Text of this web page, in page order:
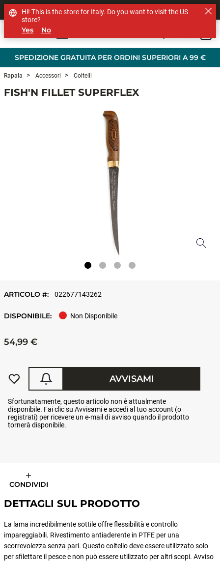
SPEDIZIONE GRATUITA PER ORDINI SUPERIORI A 99 €
SHOP OTHER BRANDS
Rapala Accessori Coltelli
FISH'N FILLET SUPERFLEX
ARTICOLO #: 022677143262
DISPONIBILE: Non Disponibile
54,99 €
Sfortunatamente, questo articolo non è attualmente
disponibile. Fai clic su Avvisami e accedi al tuo account (o
registrati) per ricevere un e-mail di avviso quando il prodotto
tornerà disponibile.
AVVISAMI
CONDIVIDI
DETTAGLI SUL PRODOTTO
La lama incredibilmente sottile offre flessibilità e controllo
impareggiabili. Rivestimento antiaderente in PTFE per una
scorrevolezza senza pari. Questo coltello deve essere utilizzato solo
per sfilettare il pesce e non può essere utilizzato per altri scopi. Avviso
Hi! This is the store for Italy. Do you want to visit the US
store?
Yes No